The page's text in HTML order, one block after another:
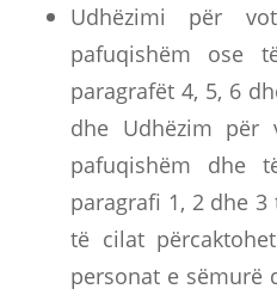
Udhëzimi për
pafuqishëm ose
paragrafët 4, 5, 6
dhe Udhëzim
pafuqishëm dhe
paragrafi 1, 2 dhe
të cilat
personat e sëmurë